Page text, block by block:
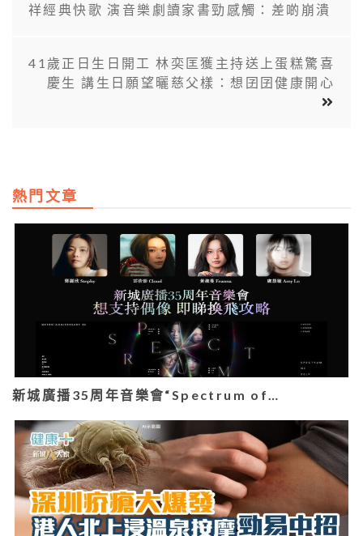
祥經典快歌 演音樂劇讀家書勁感觸：差啲崩潰
41歲正日生日開工 林奕匡獲主持送上蛋糕驚喜
慶生 講生日願望曬慈父樣：想囝囝健康開心
熱門文章
新城廣播35周年音樂會“Spectrum of…